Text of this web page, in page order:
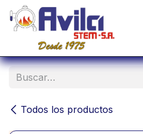
Ir al contenido
Todos los productos